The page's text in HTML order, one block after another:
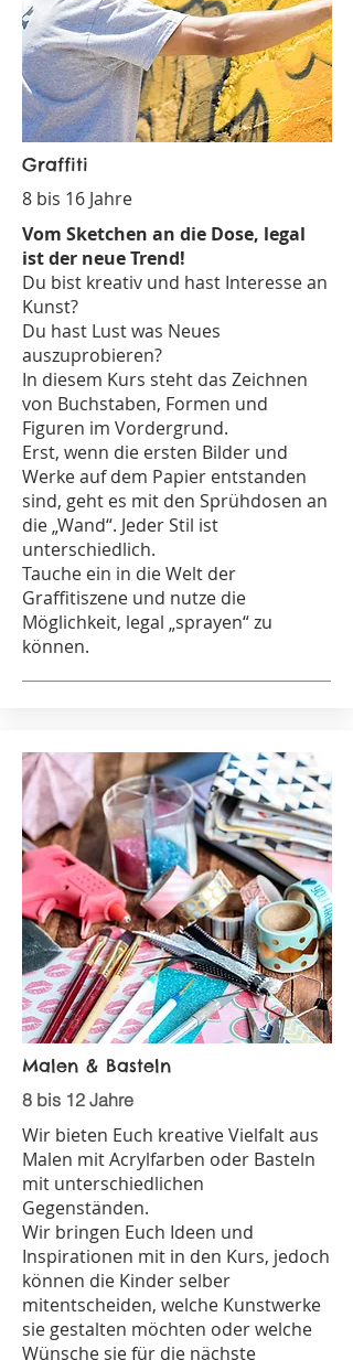
Graffiti
8 bis 16 Jahre
Vom Sketchen an die Dose, legal
ist der neue Trend!
Du bist kreativ und hast Interesse an
Kunst?
Du hast Lust was Neues
auszuprobieren?
In diesem Kurs steht das Zeichnen
von Buchstaben, Formen und
Figuren im Vordergrund.
Erst, wenn die ersten Bilder und
Werke auf dem Papier entstanden
sind, geht es mit den Sprühdosen an
die „Wand“. Jeder Stil ist
unterschiedlich.
Tauche ein in die Welt der
Graffitiszene und nutze die
Möglichkeit, legal „sprayen“ zu
können.
Malen & Basteln
8 bis 12 Jahre
Wir bieten Euch kreative Vielfalt aus
Malen mit Acrylfarben oder Basteln
mit unterschiedlichen
Gegenständen.
Wir bringen Euch Ideen und
Inspirationen mit in den Kurs, jedoch
können die Kinder selber
mitentscheiden, welche Kunstwerke
sie gestalten möchten oder welche
Wünsche sie für die nächste